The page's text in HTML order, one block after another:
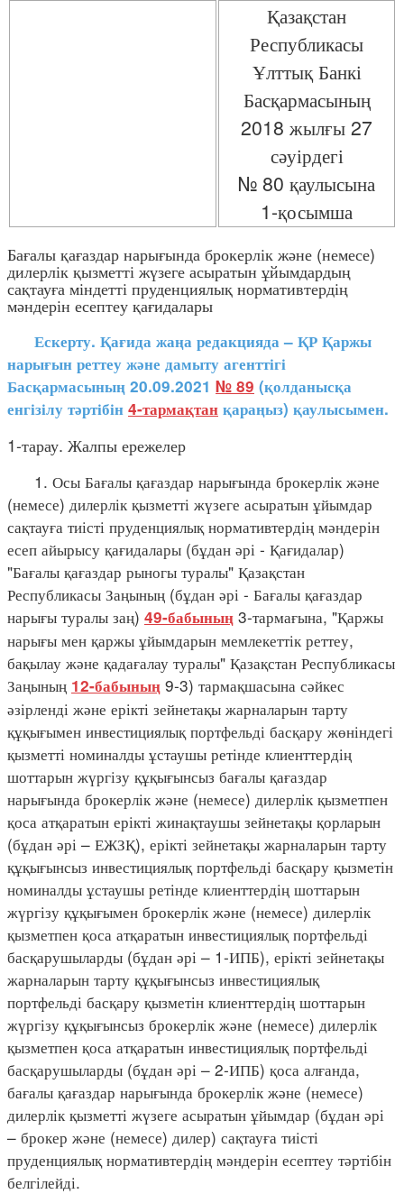
Қазақстан
Республикасы
Ұлттық Банкі
Басқармасының
2018 жылғы 27
сәуірдегі
№ 80 қаулысына
1-қосымша
Бағалы қағаздар нарығында брокерлік және (немесе)
дилерлік қызметті жүзеге асыратын ұйымдардың
сақтауға міндетті пруденциялық нормативтердің
мәндерін есептеу қағидалары
Ескерту. Қағида жаңа редакцияда – ҚР Қаржы
нарығын реттеу және дамыту агенттігі
Басқармасының 20.09.2021 № 89 (қолданысқа
енгізілу тәртібін 4-тармақтан қараңыз) қаулысымен.
1-тарау. Жалпы ережелер
1. Осы Бағалы қағаздар нарығында брокерлік және
(немесе) дилерлік қызметті жүзеге асыратын ұйымдар
сақтауға тиісті пруденциялық нормативтердің мәндерін
есеп айырысу қағидалары (бұдан әрі - Қағидалар)
"Бағалы қағаздар рыногы туралы" Қазақстан
Республикасы Заңының (бұдан әрі - Бағалы қағаздар
нарығы туралы заң) 49-бабының 3-тармағына, "Қаржы
нарығы мен қаржы ұйымдарын мемлекеттік реттеу,
бақылау және қадағалау туралы" Қазақстан Республикасы
Заңының 12-бабының 9-3) тармақшасына сәйкес
әзірленді және ерікті зейнетақы жарналарын тарту
құқығымен инвестициялық портфельді басқару жөніндегі
қызметті номиналды ұстаушы ретінде клиенттердің
шоттарын жүргізу құқығынсыз бағалы қағаздар
нарығында брокерлік және (немесе) дилерлік қызметпен
қоса атқаратын ерікті жинақтаушы зейнетақы қорларын
(бұдан әрі – ЕЖЗҚ), ерікті зейнетақы жарналарын тарту
құқығынсыз инвестициялық портфельді басқару қызметін
номиналды ұстаушы ретінде клиенттердің шоттарын
жүргізу құқығымен брокерлік және (немесе) дилерлік
қызметпен қоса атқаратын инвестициялық портфельді
басқарушыларды (бұдан әрі – 1-ИПБ), ерікті зейнетақы
жарналарын тарту құқығынсыз инвестициялық
портфельді басқару қызметін клиенттердің шоттарын
жүргізу құқығынсыз брокерлік және (немесе) дилерлік
қызметпен қоса атқаратын инвестициялық портфельді
басқарушыларды (бұдан әрі – 2-ИПБ) қоса алғанда,
бағалы қағаздар нарығында брокерлік және (немесе)
дилерлік қызметті жүзеге асыратын ұйымдар (бұдан әрі
– брокер және (немесе) дилер) сақтауға тиісті
пруденциялық нормативтердің мәндерін есептеу тәртібін
белгілейді.